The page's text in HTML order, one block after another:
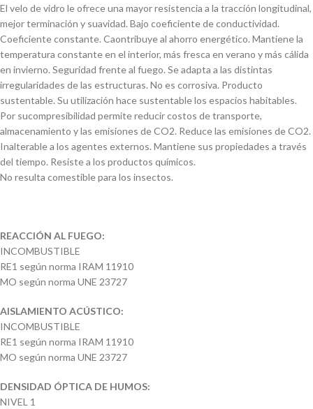
El velo de vidro le ofrece una mayor resistencia a la tracción longitudinal,
mejor terminación y suavidad. Bajo coeficiente de conductividad.
Coeficiente constante. Caontribuye al ahorro energético. Mantiene la
temperatura constante en el interior, más fresca en verano y más cálida
en invierno. Seguridad frente al fuego. Se adapta a las distintas
irregularidades de las estructuras. No es corrosiva. Producto
sustentable. Su utilización hace sustentable los espacios habitables.
Por sucompresibilidad permite reducir costos de transporte,
almacenamiento y las emisiones de CO2. Reduce las emisiones de CO2.
Inalterable a los agentes externos. Mantiene sus propiedades a través
del tiempo. Resiste a los productos químicos.
No resulta comestible para los insectos.
REACCIÓN AL FUEGO:
INCOMBUSTIBLE
RE1 según norma IRAM 11910
MO según norma UNE 23727
AISLAMIENTO ACÚSTICO:
INCOMBUSTIBLE
RE1 según norma IRAM 11910
MO según norma UNE 23727
DENSIDAD ÓPTICA DE HUMOS:
NIVEL 1